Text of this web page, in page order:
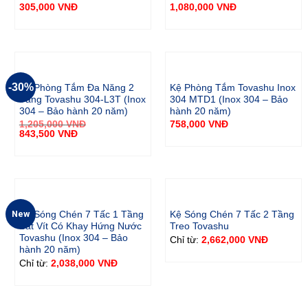
305,000 VNĐ 1,080,000 VNĐ
-30%
Kệ Phòng Tắm Đa Năng 2
Tầng Tovashu 304-L3T (Inox
304 – Bảo hành 20 năm)
1,205,000VNĐ
843,500 VNĐ
Kệ Phòng Tắm Tovashu Inox
304 MTD1 (Inox 304 – Bảo
hành 20 năm)
758,000 VNĐ
New
Kệ Sóng Chén 7 Tấc 1 Tầng
Bắt Vít Có Khay Hứng Nước
Tovashu (Inox 304 – Bảo
hành 20 năm)
Chỉ từ: 2,038,000 VNĐ
Kệ Sóng Chén 7 Tấc 2 Tầng
Treo Tovashu
Chỉ từ: 2,662,000 VNĐ